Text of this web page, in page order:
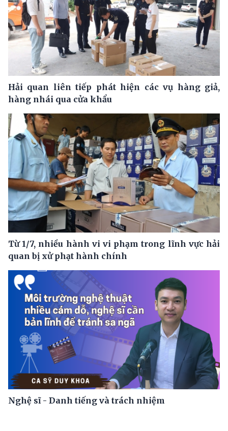
Hải quan liên tiếp phát hiện các vụ hàng giả,
hàng nhái qua cửa khẩu
Từ 1/7, nhiều hành vi vi phạm trong lĩnh vực hải
quan bị xử phạt hành chính
Nghệ sĩ - Danh tiếng và trách nhiệm